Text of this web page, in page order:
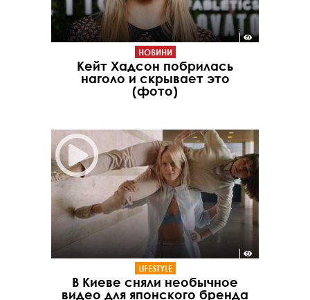
НОВИНИ
Кейт Хадсон побрилась
наголо и скрывает это
(фото)
LIFESTYLE
В Киеве сняли необычное
видео для японского бренда